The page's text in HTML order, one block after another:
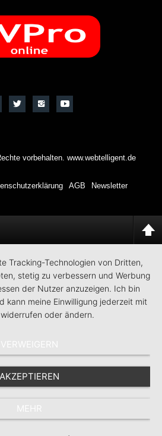
vorbehalten. www.webtelligent.de
AGB Newsletter
Tracking-Technologien von Dritten,
stetig zu verbessern und Werbung
der Nutzer anzuzeigen. Ich bin
kann meine Einwilligung jederzeit mit
oder ändern.
VERWEIGERN
AKZEPTIEREN
MEHR